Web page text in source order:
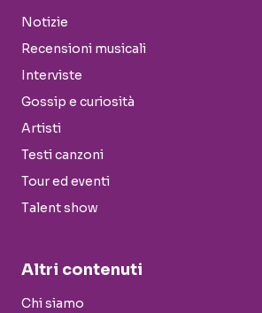
Notizie
Recensioni musicali
Interviste
Gossip e curiosità
Artisti
Testi canzoni
Tour ed eventi
Talent show
Altri contenuti
Chi siamo